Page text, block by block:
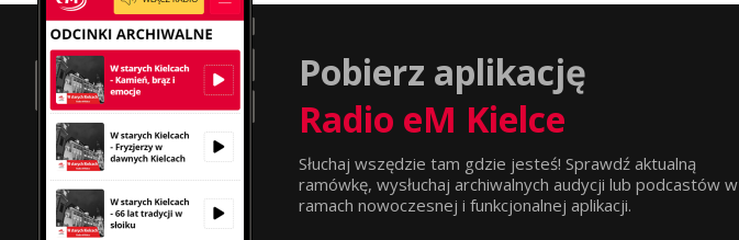
Pobierz aplikację
Radio eM Kielce
Słuchaj wszędzie tam gdzie jesteś! Sprawdź aktualną
ramówkę, wysłuchaj archiwalnych audycji lub podcastów w
ramach nowoczesnej i funkcjonalnej aplikacji.